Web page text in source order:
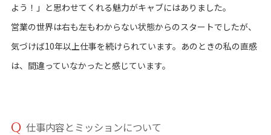
よう！」と思わせてくれる魅力がキャブにはありました。
営業の世界は右も左もわからない状態からのスタートでしたが、
気づけば10年以上仕事を続けられています。あのときの私の直感
は、間違っていなかったと感じています。
仕事内容とミッションについて